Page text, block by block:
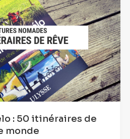
: 50 itinéraires de
monde